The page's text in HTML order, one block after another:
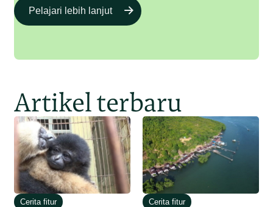
Pelajari lebih lanjut
Artikel terbaru
Cerita fitur Cerita fitur